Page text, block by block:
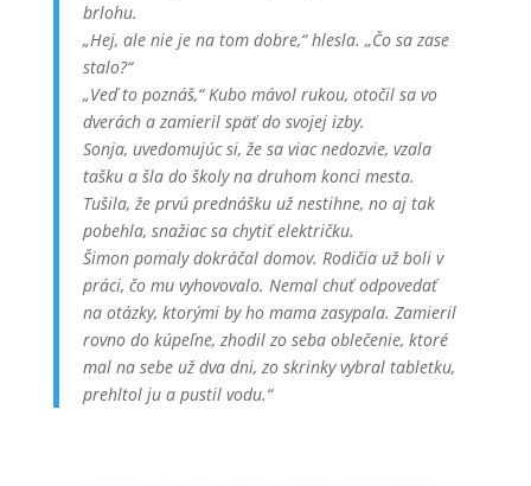
brlohu.
„Hej, ale nie je na tom dobre,“ hlesla. „Čo sa zase
stalo?“
„Veď to poznáš,“ Kubo mávol rukou, otočil sa vo
dverách a zamieril späť do svojej izby.
Sonja, uvedomujúc si, že sa viac nedozvie, vzala
tašku a šla do školy na druhom konci mesta.
Tušila, že prvú prednášku už nestihne, no aj tak
pobehla, snažiac sa chytiť električku.
Šimon pomaly dokráčal domov. Rodičia už boli v
práci, čo mu vyhovovalo. Nemal chuť odpovedať
na otázky, ktorými by ho mama zasypala. Zamieril
rovno do kúpeľne, zhodil zo seba oblečenie, ktoré
mal na sebe už dva dni, zo skrinky vybral tabletku,
prehltol ju a pustil vodu.“